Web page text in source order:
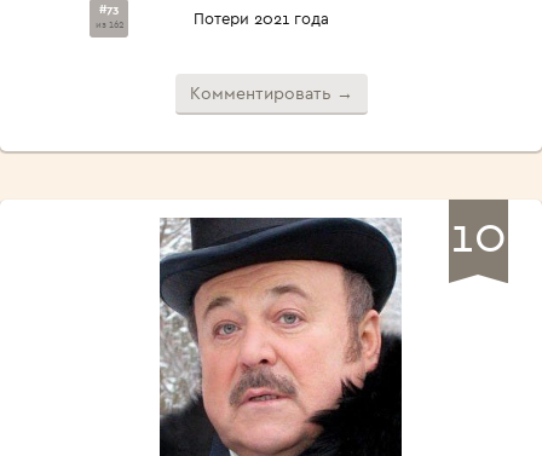
#73
из 162 Потери 2021 года
Комментировать →
10